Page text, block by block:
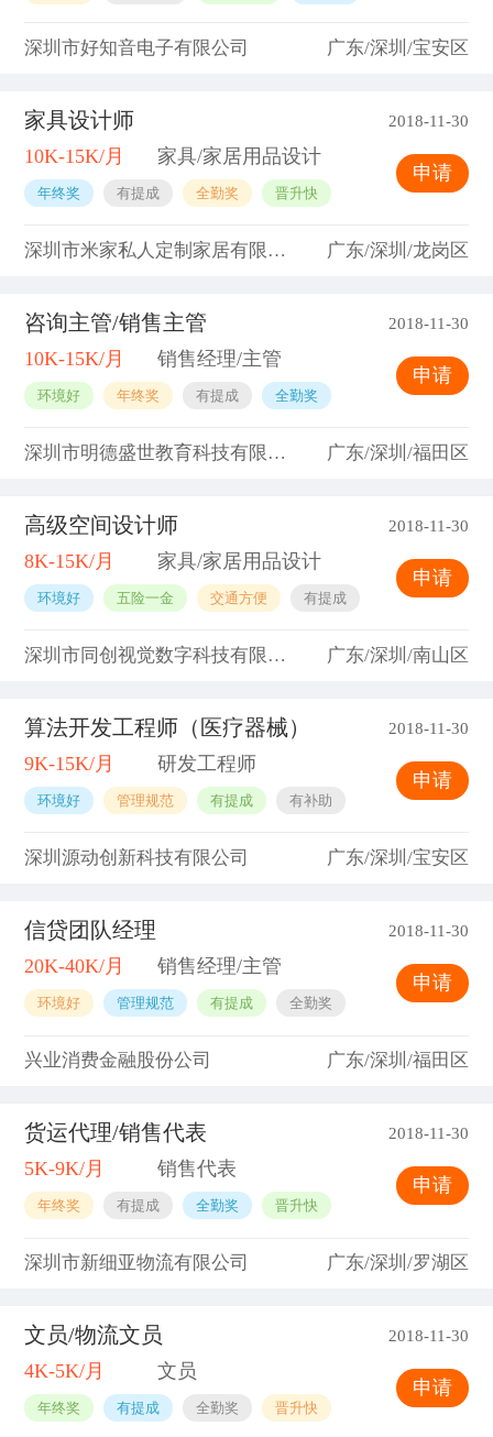
深圳市好知音电子有限公司 广东/深圳/宝安区
家具设计师 2018-11-30
10K-15K/月 家具/家居用品设计
年终奖 有提成 全勤奖 晋升快
申请
深圳市米家私人定制家居有限公司 广东/深圳/龙岗区
咨询主管/销售主管 2018-11-30
10K-15K/月 销售经理/主管
环境好 年终奖 有提成 全勤奖
申请
深圳市明德盛世教育科技有限公司 广东/深圳/福田区
高级空间设计师 2018-11-30
8K-15K/月 家具/家居用品设计
环境好 五险一金 交通方便 有提成
申请
深圳市同创视觉数字科技有限公司 广东/深圳/南山区
算法开发工程师（医疗器械） 2018-11-30
9K-15K/月 研发工程师
环境好 管理规范 有提成 有补助
申请
深圳源动创新科技有限公司 广东/深圳/宝安区
信贷团队经理 2018-11-30
20K-40K/月 销售经理/主管
环境好 管理规范 有提成 全勤奖
申请
兴业消费金融股份公司 广东/深圳/福田区
货运代理/销售代表 2018-11-30
5K-9K/月 销售代表
年终奖 有提成 全勤奖 晋升快
申请
深圳市新细亚物流有限公司 广东/深圳/罗湖区
文员/物流文员 2018-11-30
4K-5K/月 文员
年终奖 有提成 全勤奖 晋升快
申请